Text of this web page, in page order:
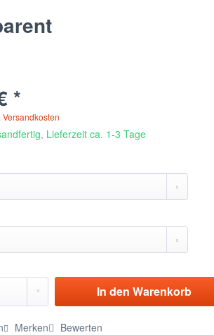
*
Versandkosten
Lieferzeit ca. 1-3 Tage
In den Warenkorb
Merken Bewerten